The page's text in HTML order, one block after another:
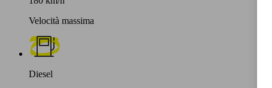
Velocità massima
Diesel